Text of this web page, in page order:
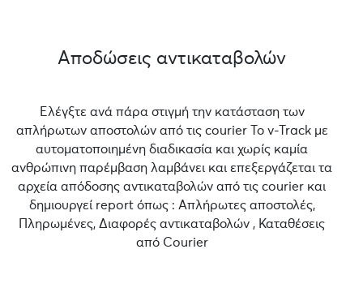
Αποδώσεις αντικαταβολών
Ελέγξτε ανά πάρα στιγμή την κατάσταση των
απλήρωτων αποστολών από τις courier Το v-Track με
αυτοματοποιημένη διαδικασία και χωρίς καμία
ανθρώπινη παρέμβαση λαμβάνει και επεξεργάζεται τα
αρχεία απόδοσης αντικαταβολών από τις courier και
δημιουργεί report όπως : Απλήρωτες αποστολές,
Πληρωμένες, Διαφορές αντικαταβολών , Καταθέσεις
από Courier